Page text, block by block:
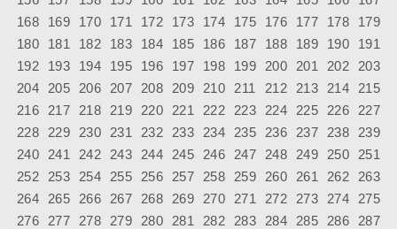
168
169 170 171 172 173 174 175 176 177 178
179
180
181 182 183 184 185 186 187 188 189 190
191
192
193 194 195 196 197 198 199 200 201 202
203
204
205 206 207 208 209 210 211 212 213 214
215
216
217 218 219 220 221 222 223 224 225 226
227
228
229 230 231 232 233 234 235 236 237 238
239
240
241 242 243 244 245 246 247 248 249 250
251
252
253 254 255 256 257 258 259 260 261 262
263
264
265 266 267 268 269 270 271 272 273 274
275
276
277 278 279 280 281 282 283 284 285 286
287